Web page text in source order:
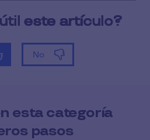
esta categoría
pasos